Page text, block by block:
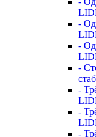
-
-
-
-
-
-